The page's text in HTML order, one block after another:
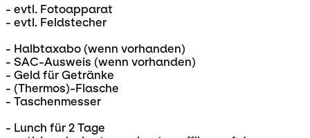
- evtl. Fotoapparat
- evtl. Feldstecher
- Halbtaxabo (wenn vorhanden)
- SAC-Ausweis (wenn vorhanden)
- Geld für Getränke
- (Thermos)-Flasche
- Taschenmesser
- Lunch für 2 Tage